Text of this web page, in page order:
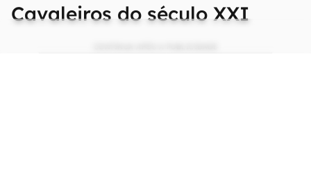
Cavaleiros do século XXI